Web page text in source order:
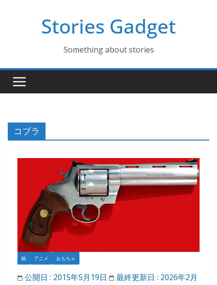
Stories Gadget
Something about stories
コブラ
銃 アニメ おもちゃ
公開日 : 2015年5月19日 最終更新日 : 2026年2月